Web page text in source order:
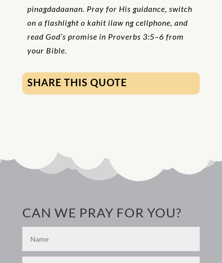
pinagdadaanan. Pray for His guidance, switch
on a flashlight o kahit ilaw ng cellphone, and
read God’s promise in Proverbs 3:5–6 from
your Bible.
SHARE THIS QUOTE
CAN WE PRAY FOR YOU?